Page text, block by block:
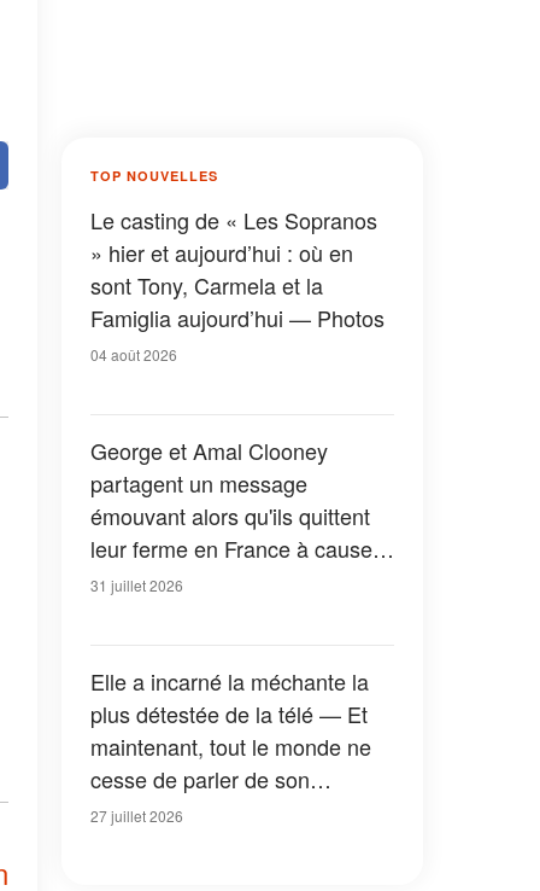
TOP NOUVELLES
Le casting de « Les Sopranos
» hier et aujourd’hui : où en
sont Tony, Carmela et la
Famiglia aujourd’hui — Photos
04 août 2026
George et Amal Clooney
partagent un message
émouvant alors qu'ils quittent
leur ferme en France à cause
des feux de forêt — Tous les
31 juillet 2026
Elle a incarné la méchante la
plus détestée de la télé — Et
maintenant, tout le monde ne
cesse de parler de son
apparition dans la nouvelle
27 juillet 2026